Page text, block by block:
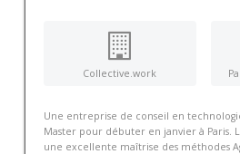
Collective.work
Une entreprise de conseil en
Master pour débuter en janvier à Paris.
une excellente maîtrise des méthodes